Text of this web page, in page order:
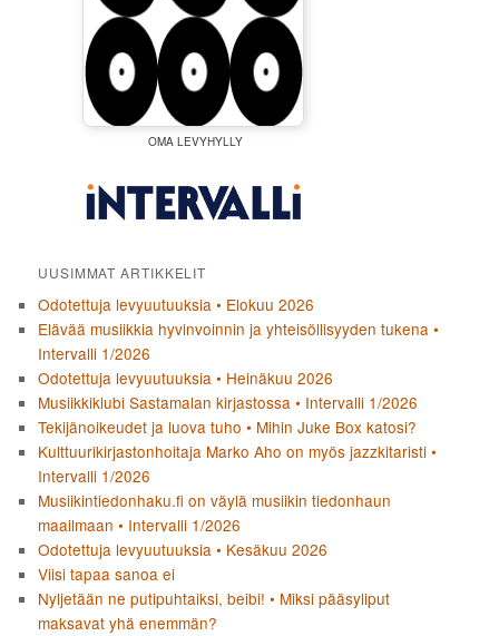
OMA LEVYHYLLY
UUSIMMAT ARTIKKELIT
Odotettuja levyuutuuksia • Elokuu 2026
Elävää musiikkia hyvinvoinnin ja yhteisöllisyyden tukena •
Intervalli 1/2026
Odotettuja levyuutuuksia • Heinäkuu 2026
Musiikkiklubi Sastamalan kirjastossa • Intervalli 1/2026
Tekijänoikeudet ja luova tuho • Mihin Juke Box katosi?
Kulttuurikirjastonhoitaja Marko Aho on myös jazzkitaristi •
Intervalli 1/2026
Musiikintiedonhaku.fi on väylä musiikin tiedonhaun
maailmaan • Intervalli 1/2026
Odotettuja levyuutuuksia • Kesäkuu 2026
Viisi tapaa sanoa ei
Nyljetään ne putipuhtaiksi, beibi! • Miksi pääsyliput
maksavat yhä enemmän?